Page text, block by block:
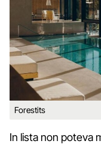
Forestits
In lista non poteva